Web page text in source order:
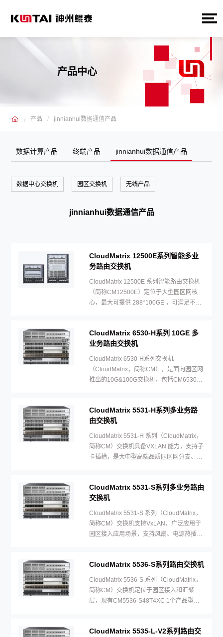
产品中心
产品 jinnianhui数据通信产品
数据计算产品 终端产品 jinnianhui数据通信产品
数据中心交换机 园区交换机 无线产品
jinnianhui数据通信产品
CloudMatrix 12500E系列智能多业
务路由交换机
CloudMatrix 12500E 系列智能路由交换机
（简称CM12500E）定位于大型园区网核
心，最大可提供 288*100GE ，可满足不同
CloudMatrix 6530-H系列 10GE 多
业务路由交换机
CloudMatrix 6530-H系列交换机
（CloudMatrix，简称CM），是面向园区网
推出的10G&100G交换机，包括CM6530-
CloudMatrix 5531-H系列多业务路
由交换机
CloudMatrix 5531-H 系列（CloudMatrix，
简称CM）交换机具备VXLAN 能力，支持子
卡插槽，是大中型高端品质园区网分支、小
CloudMatrix 5531-S系列多业务路由
交换机
CloudMatrix 5531-S 系列（CloudMatrix，
简称CM）交换机支持VxLAN，广泛应用于
园区接入应用场景，支持风扇、电源热插
CloudMatrix 5536-S系列路由交换机
CloudMatrix 5536-S 系列（CloudMatrix，
简称CM）交换机定位于园区接入和汇聚
层，现有CM5536-S48T4XC 1个产品型
CloudMatrix 5535-L-V2系列路由交